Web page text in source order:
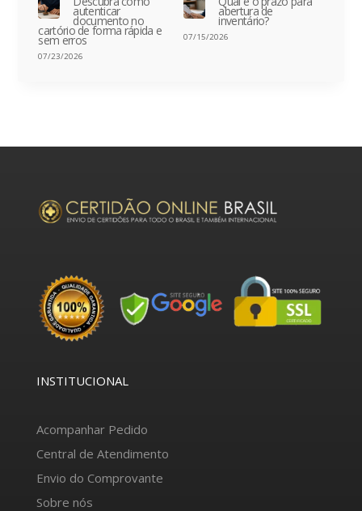
autenticar
documento no
cartório de forma rápida e
sem erros
07/23/2026
abertura de
inventário?
07/15/2026
INSTITUCIONAL
Acompanhar Pedido
Central de Atendimento
Envio do Comprovante
Sobre nós